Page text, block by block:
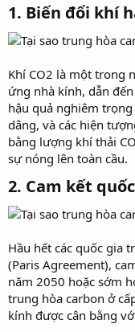
1. Biến đổi khí
Khí CO2 là một trong
ứng nhà kính, dẫn
hậu quả nghiêm
dâng, và các hiện
bằng lượng khí thải
sự nóng lên toàn cầu.
2. Cam kết
Hầu hết các quốc gia
(Paris Agreement),
năm 2050 hoặc sớm
trung hòa carbon ở
kính được cân bằng